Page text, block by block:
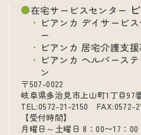
在宅サービスセンター
ビアンカ デイサービ
ー
ビアンカ 居宅介護支
ビアンカ ヘルパース
ン
〒507-0022
岐阜県多治見市上山町1丁目97
TEL:0572-21-2150 FAX:0572-
【受付時間】
月曜日～土曜日 8：00〜17：00